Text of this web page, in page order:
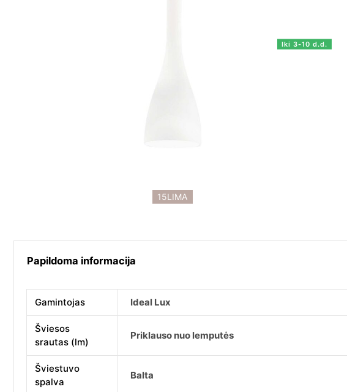
15LIMA
Iki 3-10 d.d.
Papildoma informacija
Gamintojas Ideal Lux
Šviesos
srautas (lm)
Priklauso nuo lemputės
Šviestuvo
spalva
Balta